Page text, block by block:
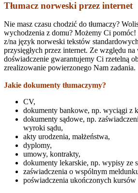
Tłumacz norweski przez internet
Nie masz czasu chodzić do tłumaczy?
wychodzenia z domu? Możemy Ci pomóc!
z/na język norweski tekstów
przysięgłych przez internet. Ze względu
doświadczenie gwarantujemy Ci rzetelną
zrealizowanie powierzonego Nam zadania.
Jakie dokumenty tłumaczymy?
CV,
dokumenty bankowe, np. wyciągi z
dokumenty sądowe, np.
wyroki sądu,
akty urodzenia, małżeństwa,
dyplomy,
umowy, kontrakty,
dokumenty lekarskie, np. wypisy ze
zaświadczenia o wspólnym
poświadczenia ukończonych kursów